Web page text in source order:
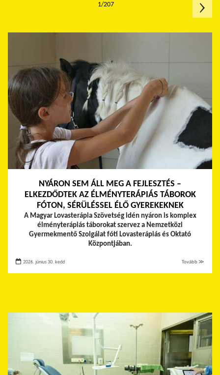
NYÁRON SEM ÁLL MEG A FEJLESZTÉS –
ELKEZDŐDTEK AZ ÉLMÉNYTERÁPIÁS TÁBOROK
FÓTON, SÉRÜLÉSSEL ÉLŐ GYEREKEKNEK
A Magyar Lovasterápia Szövetség idén nyáron is komplex
élményterápiás táborokat szervez a Nemzetközi
Gyermekmentő Szolgálat fóti Lovasterápiás és Oktató
Központjában.
2026. június 30. kedd Tovább ≫
1/207